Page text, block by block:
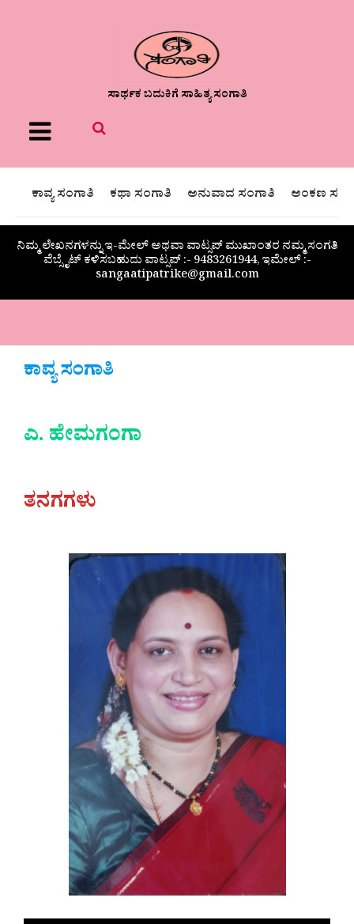
ಸಾರ್ಥಕ ಬದುಕಿಗೆ ಸಾಹಿತ್ಯ ಸಂಗಾತಿ
Menu
ಕಾವ್ಯ ಸಂಗಾತಿ ಕಥಾ ಸಂಗಾತಿ ಅನುವಾದ ಸಂಗಾತಿ ಅಂಕಣ
ನಿಮ್ಮ ಲೇಖನಗಳನ್ನು ಇ-ಮೇಲ್ ಅಥವಾ ವಾಟ್ಸಪ್ ಮುಖಾಂತರ ನಮ್ಮ ಸಂಗತಿ
ವೆಬ್ಸೈಟ್ ಕಳಿಸಬಹುದು ವಾಟ್ಸಪ್‌ :- 9483261944, ಇಮೇಲ್ :-
sangaatipatrike@gmail.com
ಕಾವ್ಯ ಸಂಗಾತಿ
ಎ. ಹೇಮಗಂಗಾ
ತನಗಗಳು